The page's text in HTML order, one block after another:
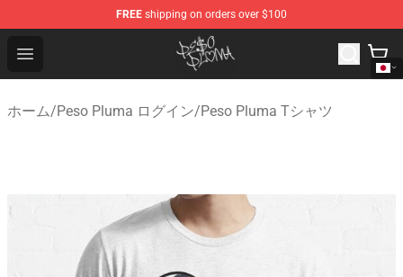
FREE shipping on orders over $100
Open menu
Peso Pluma Store - Official Peso Pluma Merchandise
ホーム/Peso Pluma ログイン/Peso Pluma Tシャツ